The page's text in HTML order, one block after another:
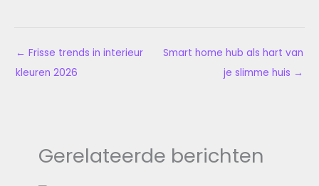
← Frisse trends in interieur
kleuren 2026
Smart home hub als hart van
je slimme huis →
Gerelateerde berichten